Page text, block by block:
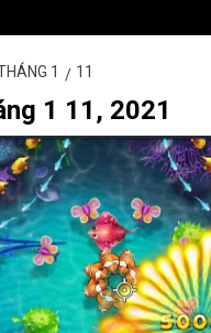
1 11
1 11, 2021